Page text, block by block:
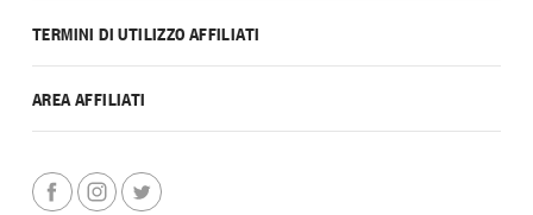
TERMINI DI UTILIZZO AFFILIATI
AREA AFFILIATI